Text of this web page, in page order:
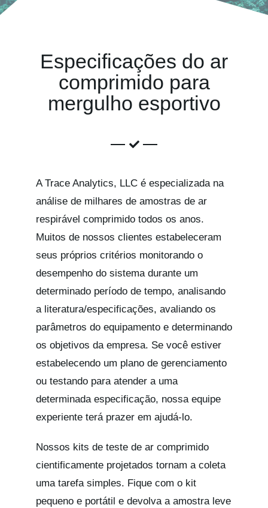
Especificações do ar
comprimido para
mergulho esportivo
A Trace Analytics, LLC é especializada na
análise de milhares de amostras de ar
respirável comprimido todos os anos.
Muitos de nossos clientes estabeleceram
seus próprios critérios monitorando o
desempenho do sistema durante um
determinado período de tempo, analisando
a literatura/especificações, avaliando os
parâmetros do equipamento e determinando
os objetivos da empresa. Se você estiver
estabelecendo um plano de gerenciamento
ou testando para atender a uma
determinada especificação, nossa equipe
experiente terá prazer em ajudá-lo.
Nossos kits de teste de ar comprimido
cientificamente projetados tornam a coleta
uma tarefa simples. Fique com o kit
pequeno e portátil e devolva a amostra leve